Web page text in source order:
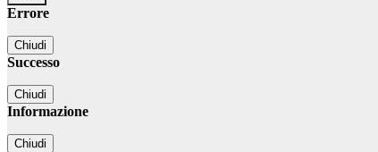
Errore
Chiudi
Successo
Chiudi
Informazione
Chiudi